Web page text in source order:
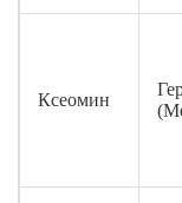
Ксеомин